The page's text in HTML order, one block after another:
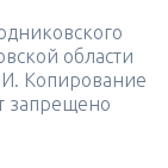
области
Копирование
запрещено